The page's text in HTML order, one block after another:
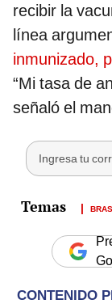
recibir la
línea
inmunizado,
“Mi tasa de
señaló el